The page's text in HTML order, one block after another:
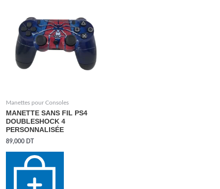
Manettes pour Consoles
MANETTE SANS FIL PS4
DOUBLESHOCK 4
PERSONNALISÉE
89,000 DT